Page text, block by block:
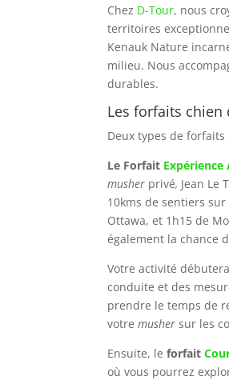
Chez D-Tour, nous
territoires
Kenauk Nature
milieu. Nous
durables.
Les forfaits
Deux types de
Le Forfait
musher privé, Jean Le
10kms de sentiers
Ottawa, et 1h15 de
également la chance
Votre activité
conduite et des
prendre le temps de
votremusher sur les
Ensuite, leforfait
où vous pourrez